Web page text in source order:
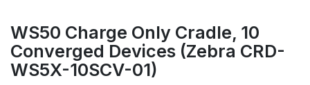
WS50 Charge Only Cradle, 10
Converged Devices (Zebra CRD-
WS5X-10SCV-01)